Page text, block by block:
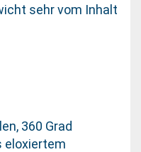
sehr vom Inhalt
360 Grad
eloxiertem